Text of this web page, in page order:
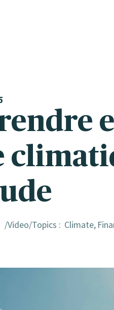
Video Topics : Climate